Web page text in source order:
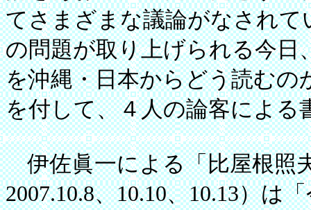
てさまざまな議論がなされ
の問題が取り上げられる今日
を沖縄・日本からどう読むの
を付して、４人の論客による
伊佐眞一による「比屋根照
2007.10.8、10.10、10.13）は